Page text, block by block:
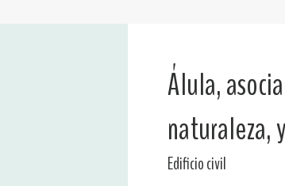
Álula,
naturaleza,
Edificio civil